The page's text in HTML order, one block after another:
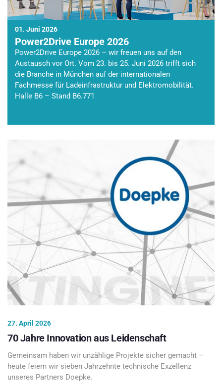
01. Juni 2026
Power2Drive Europe 2026
Power2Drive Europe 2026 – wir freuen uns auf den
Austausch vor Ort. Vom 23. bis 25. Juni 2026 trifft sich
die Branche in München auf der internationalen
Fachmesse für Ladeinfrastruktur und Elektromobilität.
Halle B6 – Stand B6.771
27. April 2026
70 Jahre Innovation aus Leidenschaft
Gemeinsam haben wir unzählige Projekte sicher gemacht –
heute feiern wir sieben Jahrzehnte technische Exzellenz
unseres Partners Doepke.